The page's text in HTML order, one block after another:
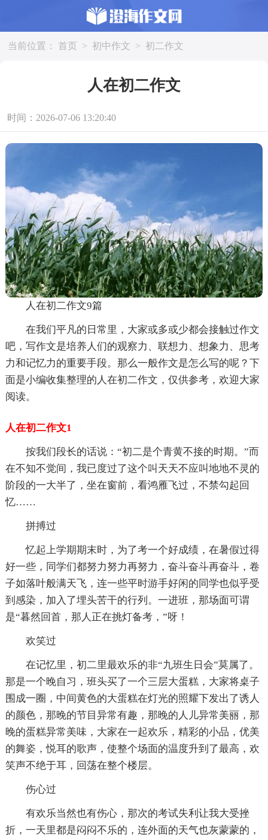
当前位置： 首页 > 初中作文 > 初二作文
人在初二作文
时间：2026-07-06 13:20:40
人在初二作文9篇
在我们平凡的日常里，大家或多或少都会接触过作文
吧，写作文是培养人们的观察力、联想力、想象力、思考
力和记忆力的重要手段。那么一般作文是怎么写的呢？下
面是小编收集整理的人在初二作文，仅供参考，欢迎大家
阅读。
人在初二作文1
按我们段长的话说：“初二是个青黄不接的时期。”而
在不知不觉间，我已度过了这个叫天天不应叫地地不灵的
阶段的一大半了，坐在窗前，看鸿雁飞过，不禁勾起回
忆……
拼搏过
忆起上学期期末时，为了考一个好成绩，在暑假过得
好一些，同学们都努力努力再努力，奋斗奋斗再奋斗，卷
子如落叶般满天飞，连一些平时游手好闲的同学也似乎受
到感染，加入了埋头苦干的行列。一进班，那场面可谓
是“暮然回首，那人正在挑灯备考，”呀！
欢笑过
在记忆里，初二里最欢乐的非“九班生日会”莫属了。
那是一个晚自习，班头买了一个三层大蛋糕，大家将桌子
围成一圈，中间黄色的大蛋糕在灯光的照耀下发出了诱人
的颜色，那晚的节目异常有趣，那晚的人儿异常美丽，那
晚的蛋糕异常美味，大家在一起欢乐，精彩的小品，优美
的舞姿，悦耳的歌声，使整个场面的温度升到了最高，欢
笑声不绝于耳，回荡在整个楼层。
伤心过
有欢乐当然也有伤心，那次的考试失利让我大受挫
折，一天里都是闷闷不乐的，连外面的天气也灰蒙蒙的，